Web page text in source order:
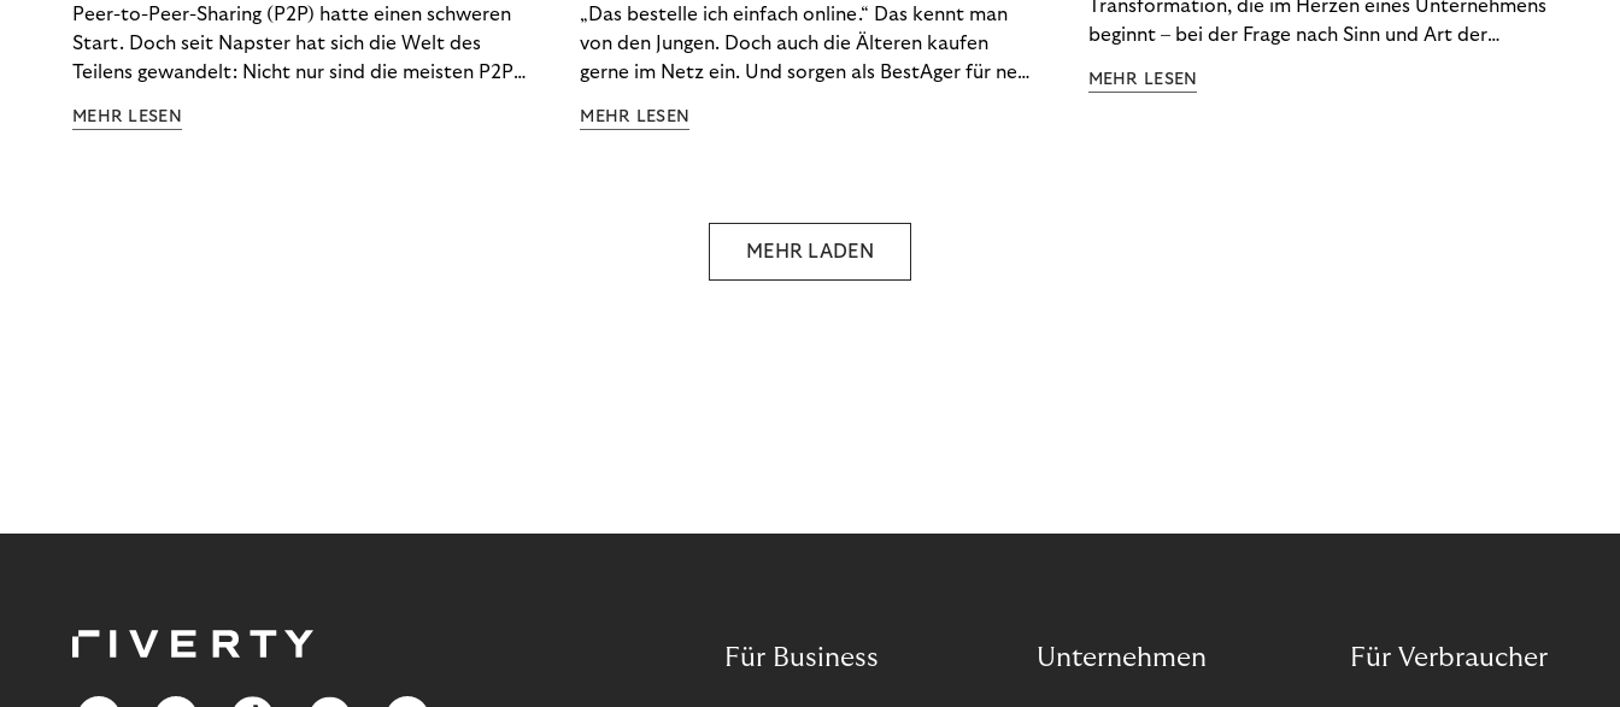
Peer-to-Peer-Sharing (P2P) hatte einen schweren
Start. Doch seit Napster hat sich die Welt des
Teilens gewandelt: Nicht nur sind die meisten P2P-
wird, hat sich geändert. Das bietet Unternehmen
MEHR LESEN
„Das bestelle ich einfach online.“ Das kennt man
von den Jungen. Doch auch die Älteren kaufen
gerne im Netz ein. Und sorgen als BestAger für neue
von der Generation Z. Wir haben genauer
MEHR LESEN
Transformation, die im Herzen eines Unternehmens
beginnt – bei der Frage nach Sinn und Art der
kommuniziert man ein Ziel, das so ganzheitlich ist,
MEHR LESEN
MEHR LADEN
Für Business Unternehmen Für Verbraucher